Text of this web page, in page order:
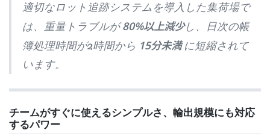
適切なロット追跡システムを導入した集荷場で
は、重量トラブルが80%以上減少し、日次の帳
簿処理時間が2時間から 15分未満に短縮されて
います。
チームがすぐに使えるシンプルさ、輸出規模にも対応
するパワー